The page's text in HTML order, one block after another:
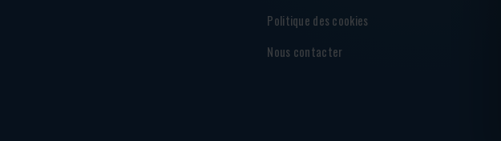
Politique des cookies
Nous contacter